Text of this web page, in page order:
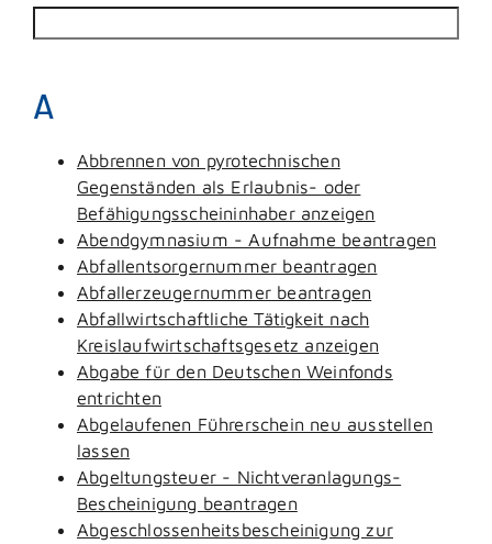
A
Abbrennen von pyrotechnischen
Gegenständen als Erlaubnis- oder
Befähigungsscheininhaber anzeigen
Abendgymnasium - Aufnahme beantragen
Abfallentsorgernummer beantragen
Abfallerzeugernummer beantragen
Abfallwirtschaftliche Tätigkeit nach
Kreislaufwirtschaftsgesetz anzeigen
Abgabe für den Deutschen Weinfonds
entrichten
Abgelaufenen Führerschein neu ausstellen
lassen
Abgeltungsteuer - Nichtveranlagungs-
Bescheinigung beantragen
Abgeschlossenheitsbescheinigung zur